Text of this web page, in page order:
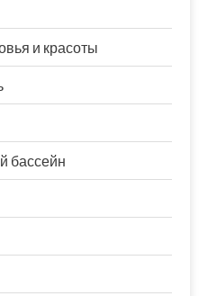
и красоты
бассейн